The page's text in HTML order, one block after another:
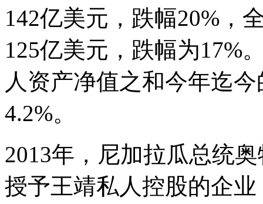
142亿美元，跌幅20%，
125亿美元，跌幅为17%
人资产净值之和今年迄
4.2%。
2013年，尼加拉瓜总统
授予王靖私人控股的企